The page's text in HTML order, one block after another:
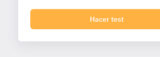
Hacer test